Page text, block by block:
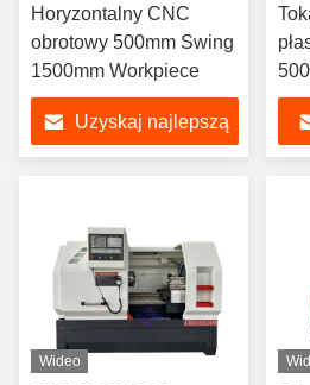
Horyzontalny CNC
obrotowy 500mm Swing
1500mm Workpiece
Uzyskaj najlepszą
Wideo